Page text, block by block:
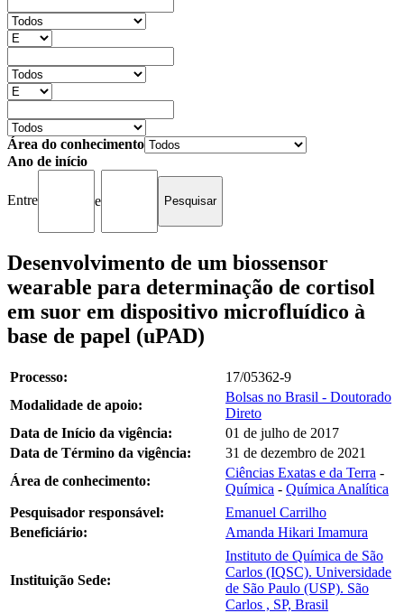
Área do conhecimento
Ano de início
Entre e
Desenvolvimento de um biossensor
wearable para determinação de cortisol
em suor em dispositivo microfluídico à
base de papel (uPAD)
Processo:
17/05362-9
Modalidade de apoio:
Bolsas no Brasil - Doutorado
Direto
Data de Início da vigência:
01 de julho de 2017
Data de Término da vigência:
31 de dezembro de 2021
Área de conhecimento:
Ciências Exatas e da Terra -
Química - Química Analítica
Pesquisador responsável:
Emanuel Carrilho
Beneficiário:
Amanda Hikari Imamura
Instituição Sede:
Instituto de Química de São
Carlos (IQSC). Universidade
de São Paulo (USP). São
Carlos , SP, Brasil